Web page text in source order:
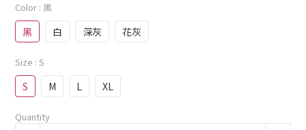
Color : 黑
黑 白 深灰 花灰
Size : S
S M L XL
Quantity